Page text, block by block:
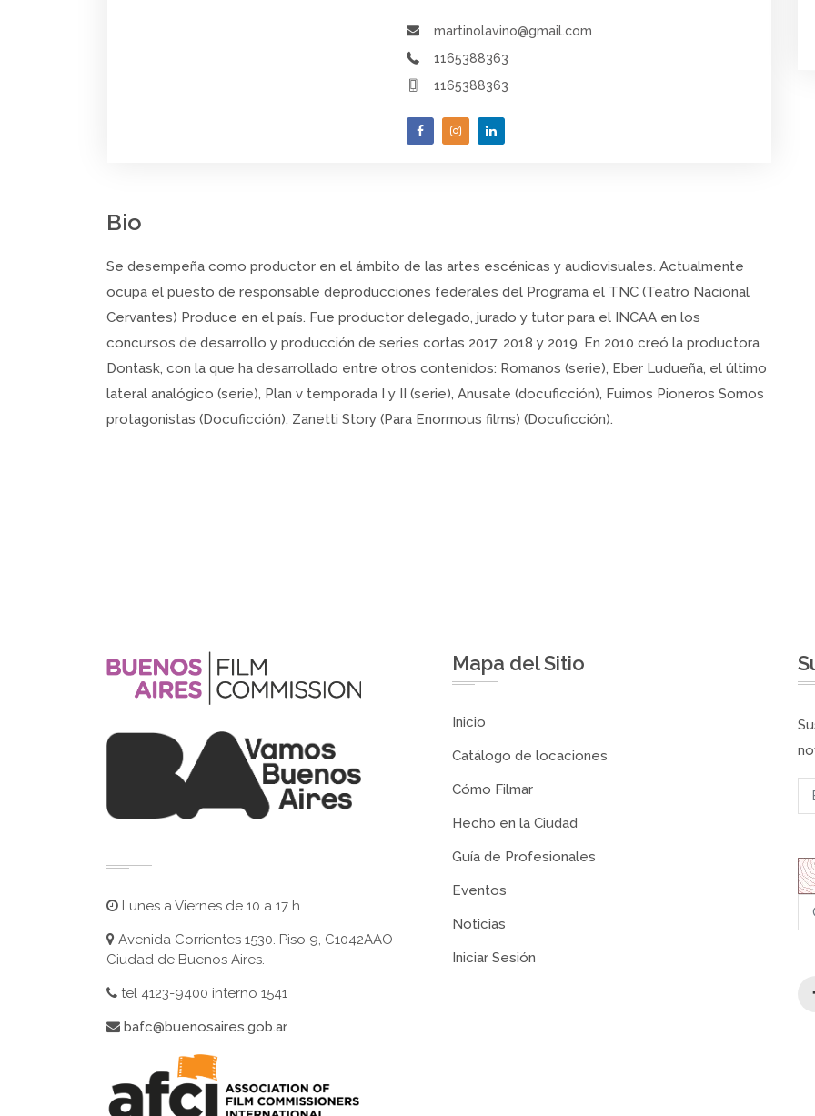
martinolavino@gmail.com
1165388363
1165388363
Bio
Se desempeña como productor en el ámbito de las artes escénicas y audiovisuales. Actualmente
ocupa el puesto de responsable deproducciones federales del Programa el TNC (Teatro Nacional
Cervantes) Produce en el país. Fue productor delegado, jurado y tutor para el INCAA en los
concursos de desarrollo y producción de series cortas 2017, 2018 y 2019. En 2010 creó la productora
Dontask, con la que ha desarrollado entre otros contenidos: Romanos (serie), Eber Ludueña, el último
lateral analógico (serie), Plan v temporada I y II (serie), Anusate (docuficción), Fuimos Pioneros Somos
protagonistas (Docuficción), Zanetti Story (Para Enormous films) (Docuficción).
Lunes a Viernes de 10 a 17 h.
Avenida Corrientes 1530. Piso 9, C1042AAO
Ciudad de Buenos Aires.
tel 4123-9400 interno 1541
bafc@buenosaires.gob.ar
Mapa del Sitio
Inicio
Catálogo de locaciones
Cómo Filmar
Hecho en la Ciudad
Guía de Profesionales
Eventos
Noticias
Iniciar Sesión